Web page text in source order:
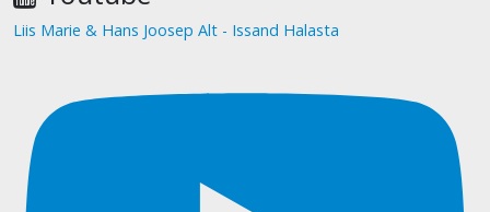
Liis Marie & Hans Joosep Alt - Issand Halasta